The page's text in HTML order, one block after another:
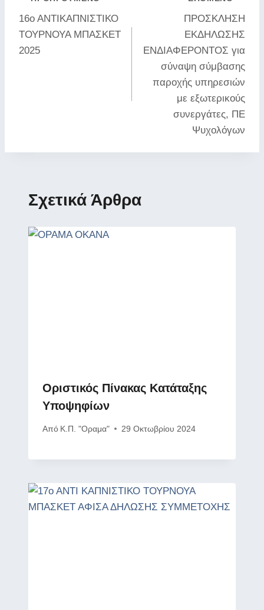
άρθρων
16ο ΑΝΤΙΚΑΠΝΙΣΤΙΚΟ
ΤΟΥΡΝΟΥΑ ΜΠΑΣΚΕΤ
2025
ΠΡΟΣΚΛΗΣΗ
ΕΚΔΗΛΩΣΗΣ
ΕΝΔΙΑΦΕΡΟΝΤΟΣ για
σύναψη σύμβασης
παροχής υπηρεσιών
με εξωτερικούς
συνεργάτες, ΠΕ
Ψυχολόγων
Σχετικά Άρθρα
Οριστικός Πίνακας Κατάταξης
Υποψηφίων
Από Κ.Π. "Οραμα" 29 Οκτωβρίου 2024